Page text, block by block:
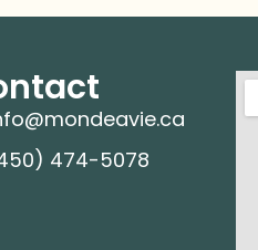
474-5078